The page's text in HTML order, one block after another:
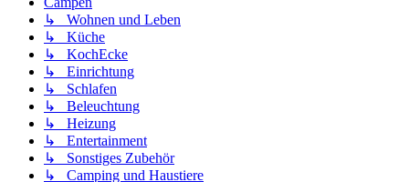
↳ Wohnen und Leben
↳ Küche
↳ KochEcke
↳ Einrichtung
↳ Schlafen
↳ Beleuchtung
↳ Heizung
↳ Entertainment
↳ Sonstiges Zubehör
↳ Camping und Haustiere